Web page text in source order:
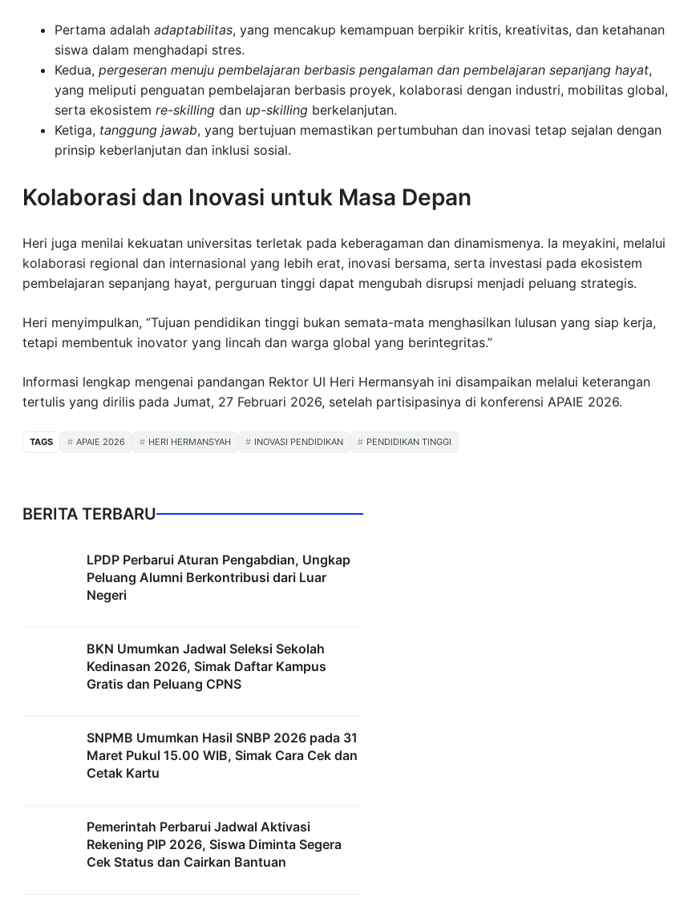
Pertama adalah adaptabilitas, yang mencakup kemampuan berpikir kritis, kreativitas, dan ketahanan
siswa dalam menghadapi stres.
Kedua, pergeseran menuju pembelajaran berbasis pengalaman dan pembelajaran sepanjang hayat,
yang meliputi penguatan pembelajaran berbasis proyek, kolaborasi dengan industri, mobilitas global,
serta ekosistem re-skilling dan up-skilling berkelanjutan.
Ketiga, tanggung jawab, yang bertujuan memastikan pertumbuhan dan inovasi tetap sejalan dengan
prinsip keberlanjutan dan inklusi sosial.
Kolaborasi dan Inovasi untuk Masa Depan
Heri juga menilai kekuatan universitas terletak pada keberagaman dan dinamismenya. Ia meyakini, melalui
kolaborasi regional dan internasional yang lebih erat, inovasi bersama, serta investasi pada ekosistem
pembelajaran sepanjang hayat, perguruan tinggi dapat mengubah disrupsi menjadi peluang strategis.
Heri menyimpulkan, “Tujuan pendidikan tinggi bukan semata-mata menghasilkan lulusan yang siap kerja,
tetapi membentuk inovator yang lincah dan warga global yang berintegritas.”
Informasi lengkap mengenai pandangan Rektor UI Heri Hermansyah ini disampaikan melalui keterangan
tertulis yang dirilis pada Jumat, 27 Februari 2026, setelah partisipasinya di konferensi APAIE 2026.
TAGS APAIE 2026 HERI HERMANSYAH INOVASI PENDIDIKAN PENDIDIKAN TINGGI
BERITA TERBARU
LPDP Perbarui Aturan Pengabdian, Ungkap
Peluang Alumni Berkontribusi dari Luar
Negeri
BKN Umumkan Jadwal Seleksi Sekolah
Kedinasan 2026, Simak Daftar Kampus
Gratis dan Peluang CPNS
SNPMB Umumkan Hasil SNBP 2026 pada 31
Maret Pukul 15.00 WIB, Simak Cara Cek dan
Cetak Kartu
Pemerintah Perbarui Jadwal Aktivasi
Rekening PIP 2026, Siswa Diminta Segera
Cek Status dan Cairkan Bantuan